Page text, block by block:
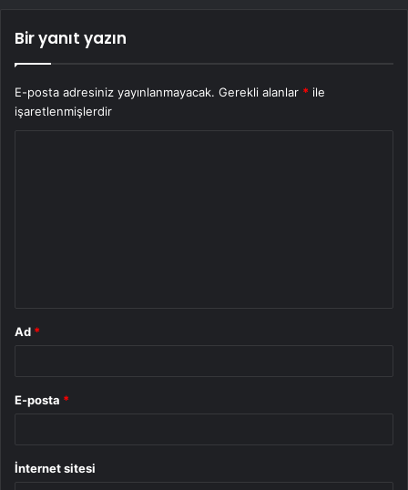
Bir yanıt yazın
E-posta adresiniz yayınlanmayacak. Gerekli alanlar * ile
işaretlenmişlerdir
Ad *
E-posta *
İnternet sitesi